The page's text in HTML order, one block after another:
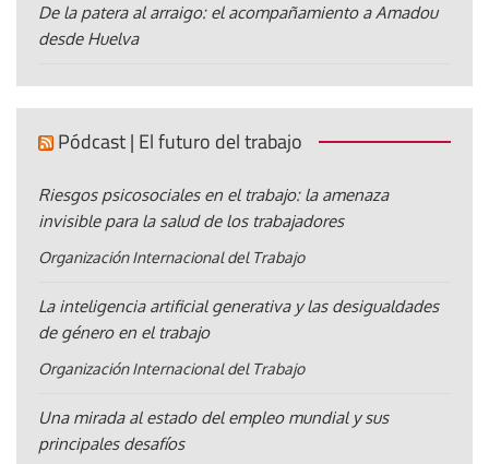
De la patera al arraigo: el acompañamiento a Amadou
desde Huelva
Pódcast | El futuro del trabajo
Riesgos psicosociales en el trabajo: la amenaza
invisible para la salud de los trabajadores
Organización Internacional del Trabajo
La inteligencia artificial generativa y las desigualdades
de género en el trabajo
Organización Internacional del Trabajo
Una mirada al estado del empleo mundial y sus
principales desafíos